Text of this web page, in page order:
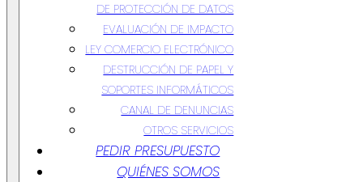
DE PROTECCIÓN DE DATOS
EVALUACIÓN DE IMPACTO
LEY COMERCIO ELECTRÓNICO
DESTRUCCIÓN DE PAPEL Y
SOPORTES INFORMÁTICOS
CANAL DE DENUNCIAS
OTROS SERVICIOS
PEDIR PRESUPUESTO
QUIÉNES SOMOS